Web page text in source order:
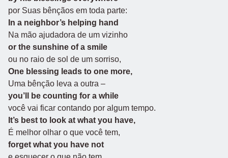
por Suas bênçãos em toda parte:
In a neighbor’s helping hand
Na mão ajudadora de um vizinho
or the sunshine of a smile
ou no raio de sol de um sorriso,
One blessing leads to one more,
Uma bênção leva a outra –
you’ll be counting for a while
você vai ficar contando por algum tempo.
It’s best to look at what you have,
É melhor olhar o que você tem,
forget what you have not